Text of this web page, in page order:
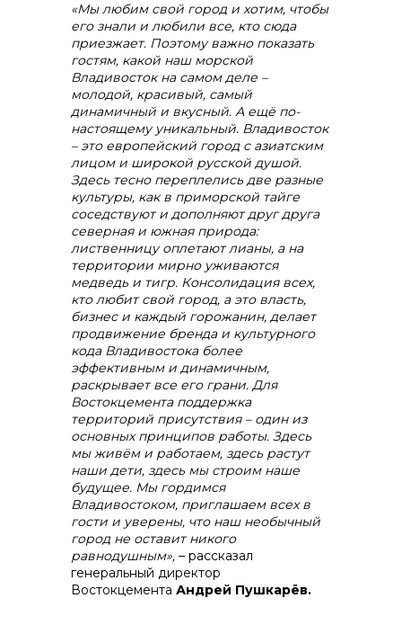
+7 (423) 234 50 50
info@vostokcement.ru
«Мы любим свой город и хотим, чтобы
его знали и любили все, кто сюда
приезжает. Поэтому важно показать
гостям, какой наш морской
Владивосток на самом деле –
молодой, красивый, самый
динамичный и вкусный. А ещё по-
настоящему уникальный. Владивосток
– это европейский город с азиатским
лицом и широкой русской душой.
Здесь тесно переплелись две разные
культуры, как в приморской тайге
соседствуют и дополняют друг друга
северная и южная природа:
лиственницу оплетают лианы, а на
территории мирно уживаются
медведь и тигр. Консолидация всех,
кто любит свой город, а это власть,
бизнес и каждый горожанин, делает
продвижение бренда и культурного
кода Владивостока более
эффективным и динамичным,
раскрывает все его грани. Для
Востокцемента поддержка
территорий присутствия – один из
основных принципов работы. Здесь
мы живём и работаем, здесь растут
наши дети, здесь мы строим наше
будущее. Мы гордимся
Владивостоком, приглашаем всех в
гости и уверены, что наш необычный
город не оставит никого
равнодушным», – рассказал
генеральный директор
Востокцемента Андрей Пушкарёв.